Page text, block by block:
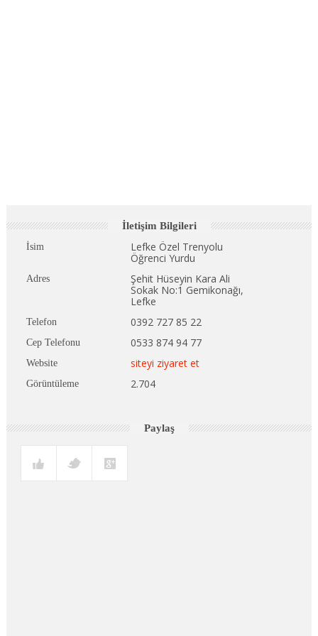
İletişim Bilgileri
İsim
Lefke Özel Trenyolu
Öğrenci Yurdu
Adres
Şehit Hüseyin Kara Ali
Sokak No:1 Gemikonağı,
Lefke
Telefon 0392 727 85 22
Cep Telefonu 0533 874 94 77
Website siteyi ziyaret et
Görüntüleme 2.704
Paylaş